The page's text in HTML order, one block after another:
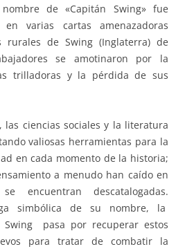
de «Capitán Swing» fue
varias cartas amenazadoras
rurales de Swing (Inglaterra) de
se amotinaron por la
trilladoras y la pérdida de sus
las ciencias sociales y la literatura
valiosas herramientas para la
en cada momento de la historia;
a menudo han caído en
descatalogadas.
simbólica de su nombre, la
Swing pasa por recuperar estos
para tratar de combatir la